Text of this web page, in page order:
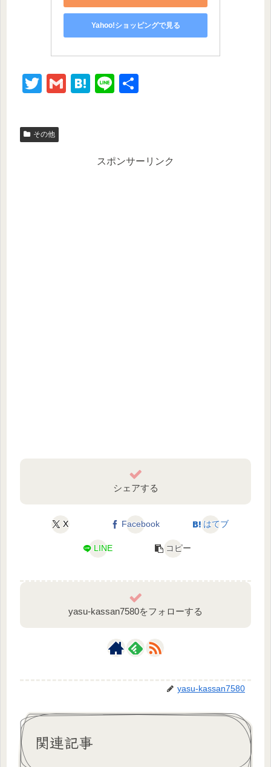
Yahoo!ショッピングで見る
T
tt
er
G
H
a
Li
その他
スポンサーリンク
シェアする
X Facebook はてブ
LINE コピー
yasu-kassan7580をフォローする
yasu-kassan7580
関連記事